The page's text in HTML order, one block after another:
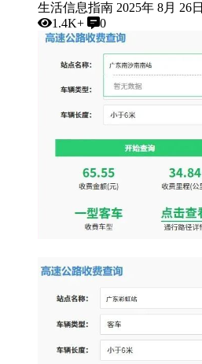
生活信息指南 2025年 8月 26日
1.4K+
0